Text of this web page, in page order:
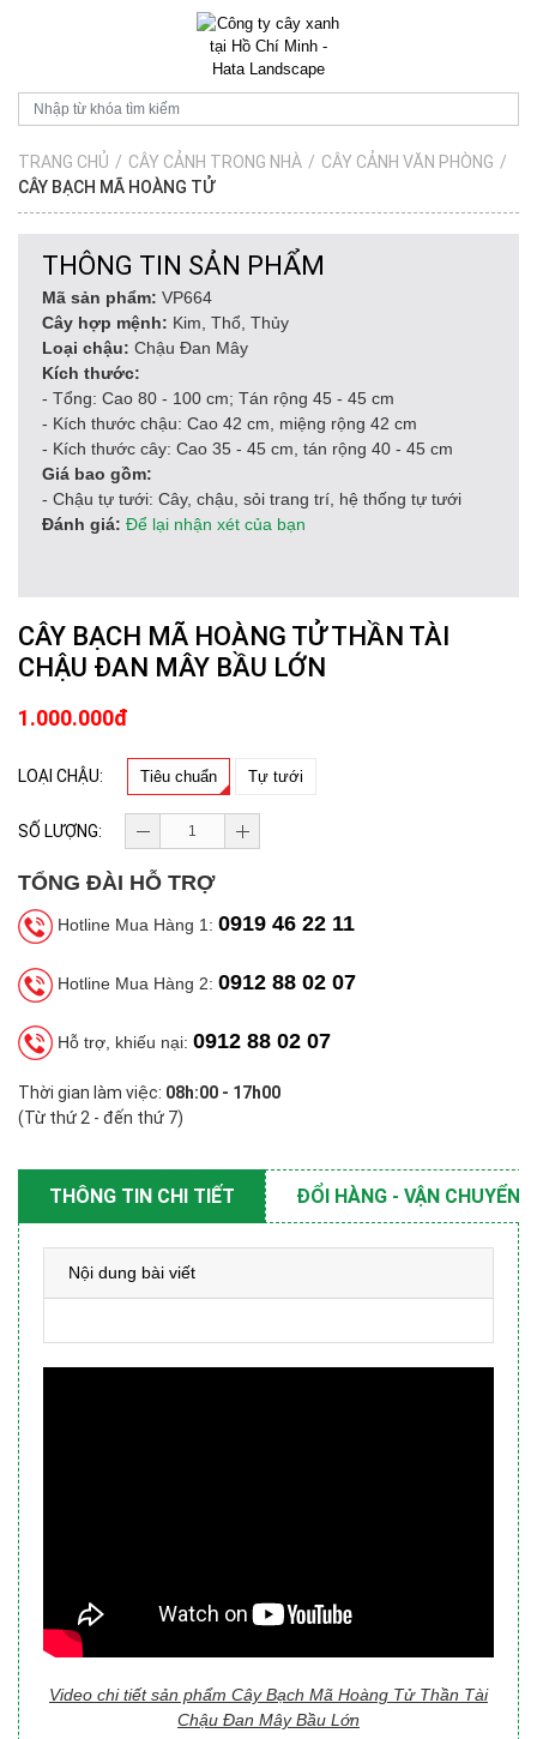
TRANG CHỦ / CÂY CẢNH TRONG NHÀ / CÂY CẢNH VĂN PHÒNG /
CÂY BẠCH MÃ HOÀNG TỬ
THÔNG TIN SẢN PHẨM
Mã sản phẩm: VP664
Cây hợp mệnh: Kim, Thổ, Thủy
Loại chậu: Chậu Đan Mây
Kích thước:
- Tổng: Cao 80 - 100 cm; Tán rộng 45 - 45 cm
- Kích thước chậu: Cao 42 cm, miệng rộng 42 cm
- Kích thước cây: Cao 35 - 45 cm, tán rộng 40 - 45 cm
Giá bao gồm:
- Chậu tự tưới: Cây, chậu, sỏi trang trí, hệ thống tự tưới
Đánh giá: Để lại nhận xét của bạn
CÂY BẠCH MÃ HOÀNG TỬ THẦN TÀI
CHẬU ĐAN MÂY BẦU LỚN
1.000.000đ
LOẠI CHẬU: Tiêu chuẩn Tự tưới
SỐ LƯỢNG:
TỔNG ĐÀI HỖ TRỢ
Hotline Mua Hàng 1: 0919 46 22 11
Hotline Mua Hàng 2: 0912 88 02 07
Hỗ trợ, khiếu nại: 0912 88 02 07
Thời gian làm việc: 08h:00 - 17h00
(Từ thứ 2 - đến thứ 7)
THÔNG TIN CHI TIẾT ĐỔI HÀNG - VẬN CHUYỂN
Nội dung bài viết
Video chi tiết sản phẩm Cây Bạch Mã Hoàng Tử Thần Tài
Chậu Đan Mây Bầu Lớn​